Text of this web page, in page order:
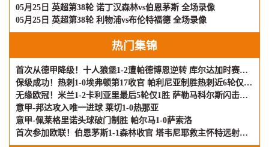
05月25日 英超第38轮 诺丁汉森林vs伯恩茅斯 全场录像
05月25日 英超第38轮 利物浦vs布伦特福德 全场录像
热门集锦
首次从德甲降级！十人狼堡1-2遭帕德博恩逆转 库尔达加时赛制胜
保级成功！热刺1-0埃弗顿第17收官 帕利尼亚制胜热刺近6轮仅1负
无缘欧冠！米兰1-2卡利亚里最后5轮仅1胜 萨勒马科尔斯闪击难救主
意甲-邦达攻入唯一进球 莱切1-0热那亚
意甲-佩莱格里诺头球破门制胜 帕尔马1-0萨索洛
首次参加欧联！伯恩茅斯1-1森林收官 塔韦尼耶救主怀特远射破门